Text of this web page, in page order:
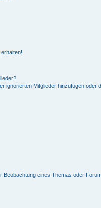
ignorierten Mitglieder hinzufügen oder
Beobachtung eines Themas oder